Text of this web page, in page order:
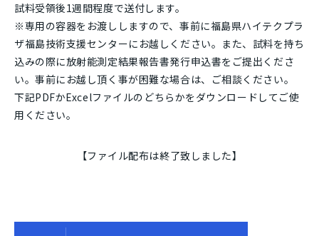
試料受領後1週間程度で送付します。
※専用の容器をお渡ししますので、事前に福島県ハイテクプラ
ザ福島技術支援センターにお越しください。また、試料を持ち
込みの際に放射能測定結果報告書発行申込書をご提出くださ
い。事前にお越し頂く事が困難な場合は、ご相談ください。
下記PDFかExcelファイルのどちらかをダウンロードしてご使
用ください。
【ファイル配布は終了致しました】